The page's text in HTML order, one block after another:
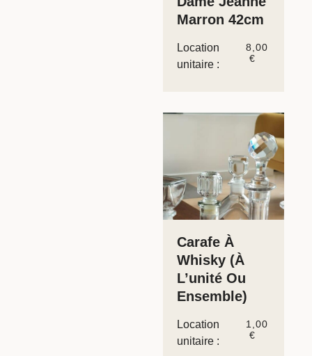
Marron 42cm
Location
unitaire :
8,00
€
Carafe À
Whisky (à
L’unité Ou
Ensemble)
Location
unitaire :
1,00
€